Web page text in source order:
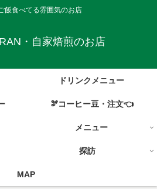
飯食べてる雰囲気のお店
・自家焙煎のお店
ドリンクメニュー
🫘コーヒー豆・注文👈
メニュー
探訪
MAP